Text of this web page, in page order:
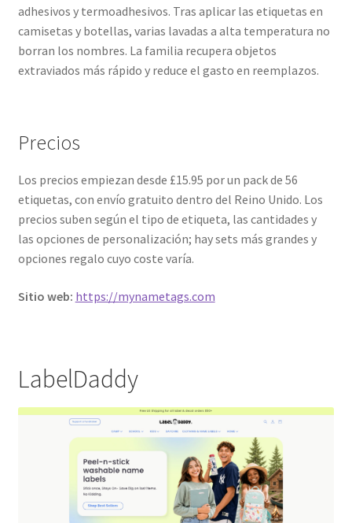
adhesivos y termoadhesivos. Tras aplicar las etiquetas en
camisetas y botellas, varias lavadas a alta temperatura no
borran los nombres. La familia recupera objetos
extraviados más rápido y reduce el gasto en reemplazos.
Precios
Los precios empiezan desde £15.95 por un pack de 56
etiquetas, con envío gratuito dentro del Reino Unido. Los
precios suben según el tipo de etiqueta, las cantidades y
las opciones de personalización; hay sets más grandes y
opciones regalo cuyo coste varía.
Sitio web: https://mynametags.com
LabelDaddy